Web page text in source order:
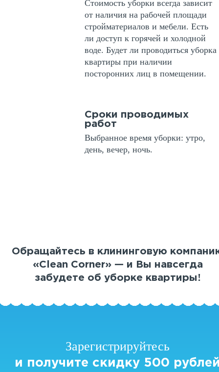
Стоимость уборки всегда зависит
от наличия на рабочей площади
стройматериалов и мебели. Есть
ли доступ к горячей и холодной
воде. Будет ли проводиться уборка
квартиры при наличии
посторонних лиц в помещении.
Сроки проводимых
работ
Выбранное время уборки: утро,
день, вечер, ночь.
Обращайтесь в клининговую
«Clean Corner» — и Вы навсегда
забудете об уборке квартиры!
Зарегистрируйтесь
и получите скидку 500